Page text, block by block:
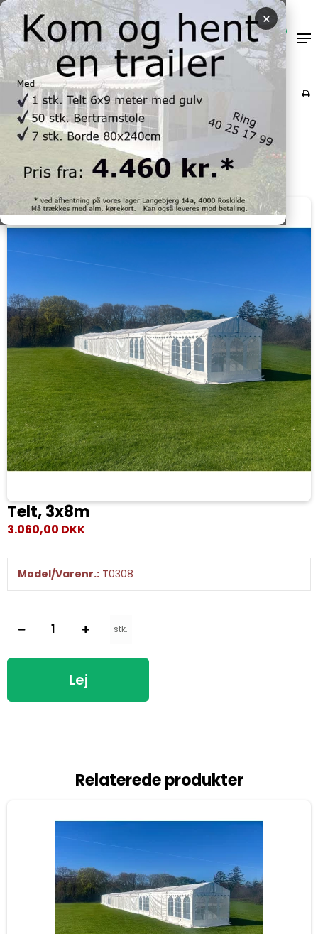
×
0
FORSIDE / PRODUKTER TIL LEJE / TELTE /
TELTE, 3 METER BREDDE
/
Telt, 3x8m
3.060,00 DKK
Model/Varenr.: T0308
stk.
Lej
Relaterede produkter